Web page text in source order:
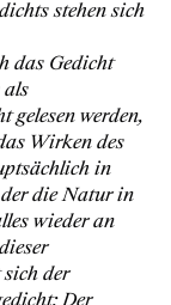
stehen sich
das Gedicht
als
gelesen werden,
Wirken des
in
der die Natur in
wieder an
sich der
Der